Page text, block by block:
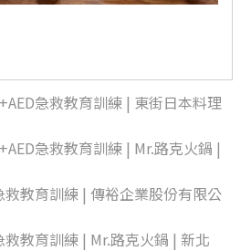
急救教育訓練 | 東街日本料理
急救教育訓練 | Mr.路克火鍋 |
救教育訓練 | 傳裕企業股份有限公
救教育訓練 | Mr.路克火鍋 | 新北